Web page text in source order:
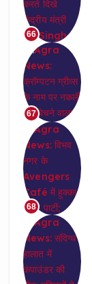
66
67
68